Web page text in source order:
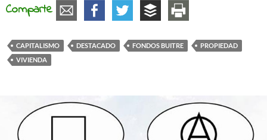
Comparte
CAPITALISMO DESTACADO FONDOS BUITRE
PROPIEDAD
VIVIENDA